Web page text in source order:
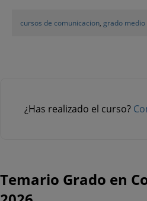
cursos de comunicacion, grado medio
¿Has realizado el curso?
Temario Grado en